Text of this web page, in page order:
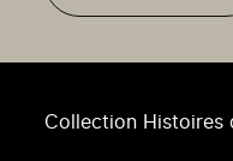
Collection Histoires